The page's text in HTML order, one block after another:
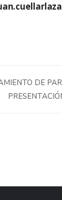
DE